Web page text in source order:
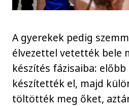
A gyerekek pedig
élvezettel vetették bele
készítés fázisaiba:
készítették el, majd
töltötték meg őket,